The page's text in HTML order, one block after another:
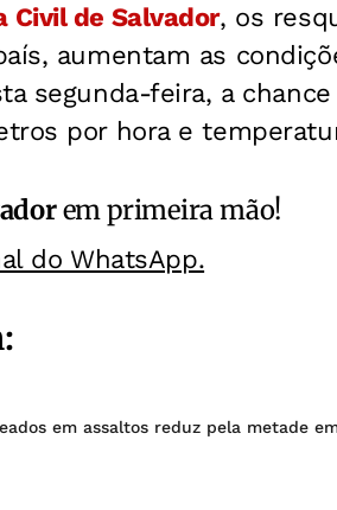
Civil de Salvador, os
aumentam as
segunda-feira, a
por hora e
em primeira mão!
do WhatsApp.
em assaltos reduz pela metade